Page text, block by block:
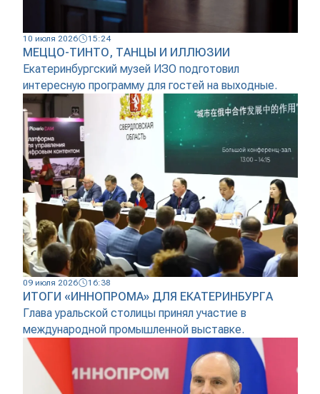
10 июля 2026 15:24
МЕЦЦО-ТИНТО, ТАНЦЫ И ИЛЛЮЗИИ
Екатеринбургский музей ИЗО подготовил
интересную программу для гостей на выходные.
09 июля 2026 16:38
ИТОГИ «ИННОПРОМА» ДЛЯ ЕКАТЕРИНБУРГА
Глава уральской столицы принял участие в
международной промышленной выставке.